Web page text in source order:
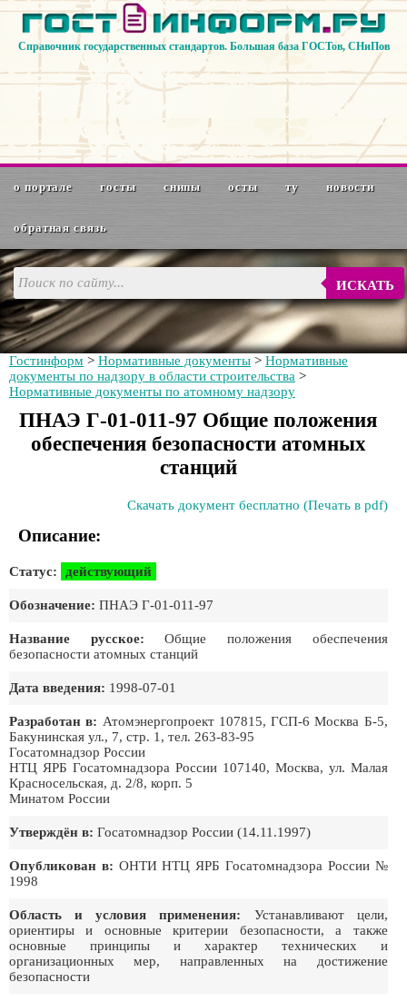
Справочник государственных стандартов. Большая база ГОСТов, СНиПов
о портале госты снипы осты ту новости
обратная связь
ИСКАТЬ
Гостинформ > Нормативные документы > Нормативные
документы по надзору в области строительства >
Нормативные документы по атомному надзору
ПНАЭ Г-01-011-97 Общие положения
обеспечения безопасности атомных
станций
Скачать документ бесплатно (Печать в pdf)
Описание:
Статус: действующий
Обозначение: ПНАЭ Г-01-011-97
Название русское: Общие положения обеспечения
безопасности атомных станций
Дата введения: 1998-07-01
Разработан в: Атомэнергопроект 107815, ГСП-6 Москва Б-5,
Бакунинская ул., 7, стр. 1, тел. 263-83-95
Госатомнадзор России
НТЦ ЯРБ Госатомнадзора России 107140, Москва, ул. Малая
Красносельская, д. 2/8, корп. 5
Минатом России
Утверждён в: Госатомнадзоp России (14.11.1997)
Опубликован в: ОНТИ НТЦ ЯРБ Госатомнадзора России №
1998
Область и условия применения: Устанавливают цели,
ориентиры и основные критерии безопасности, а также
основные принципы и характер технических и
организационных мер, направленных на достижение
безопасности